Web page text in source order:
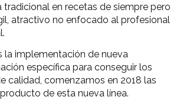
en recetas de siempre pero
atractivo no enfocado al profesional
la implementación de nueva
específica para conseguir los
calidad, comenzamos en 2018 las
de esta nueva línea.